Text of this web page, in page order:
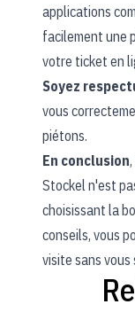
applications
facilement une
votre ticket en
Soyez
vous
piétons.
En conclusion
Stockel n'est
choisissant la
conseils, vous
visite sans vous